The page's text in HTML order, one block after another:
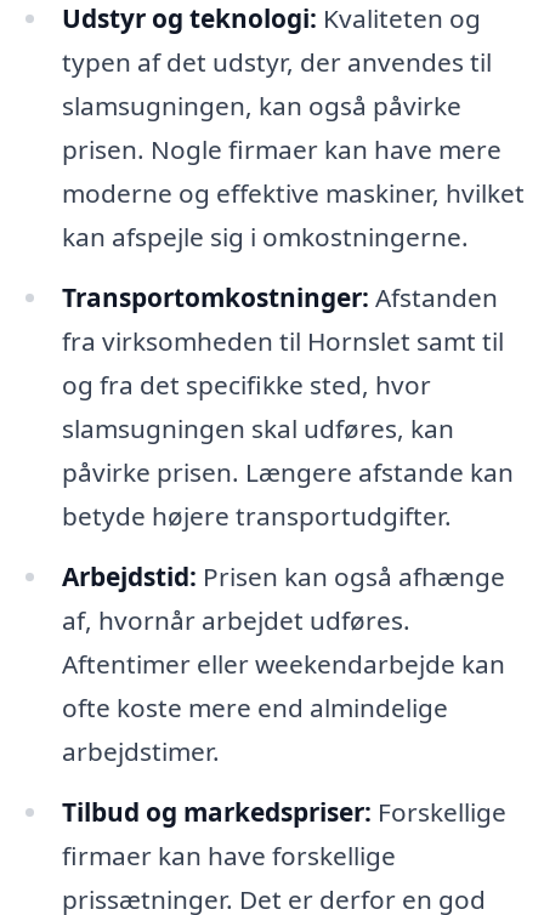
Udstyr og teknologi: Kvaliteten og
typen af det udstyr, der anvendes til
slamsugningen, kan også påvirke
prisen. Nogle firmaer kan have mere
moderne og effektive maskiner, hvilket
kan afspejle sig i omkostningerne.
Transportomkostninger: Afstanden
fra virksomheden til Hornslet samt til
og fra det specifikke sted, hvor
slamsugningen skal udføres, kan
påvirke prisen. Længere afstande kan
betyde højere transportudgifter.
Arbejdstid: Prisen kan også afhænge
af, hvornår arbejdet udføres.
Aftentimer eller weekendarbejde kan
ofte koste mere end almindelige
arbejdstimer.
Tilbud og markedspriser: Forskellige
firmaer kan have forskellige
prissætninger. Det er derfor en god